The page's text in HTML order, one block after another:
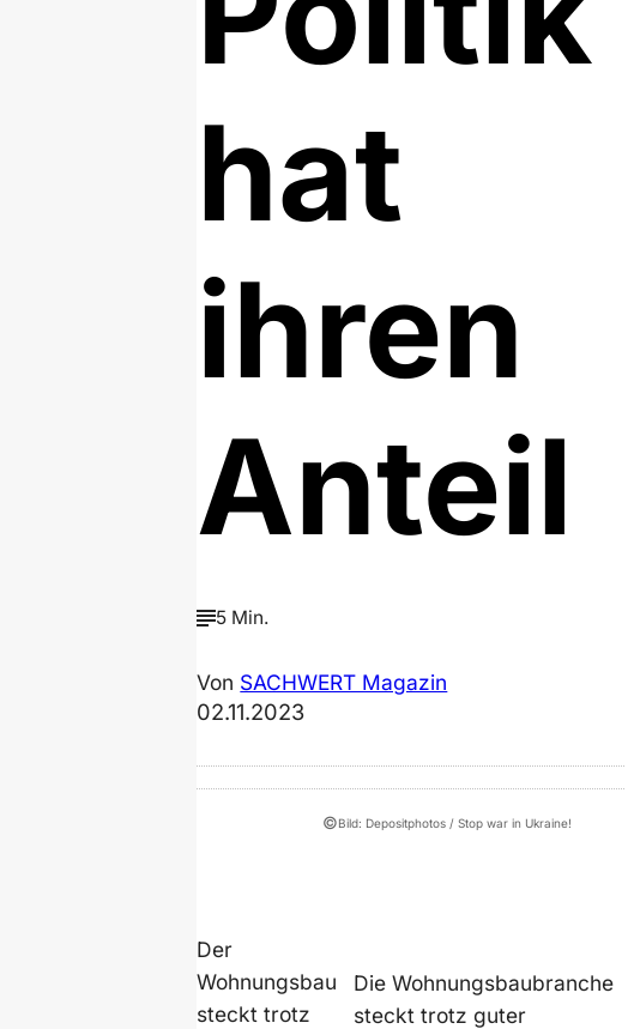
hat
ihren
Anteil
5 Min.
Von SACHWERT Magazin
02.11.2023
©Bild: Depositphotos / Stop war in Ukraine!
Der
Wohnungsbau
steckt trotz
Die Wohnungsbaubranche
steckt trotz guter